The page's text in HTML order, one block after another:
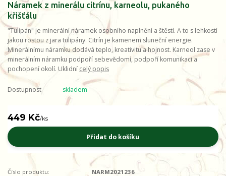
Náramek z minerálu citrínu, karneolu, pukaného
křišťálu
"Tulipán" je minerální náramek osobního naplnění a štěstí. A to s lehkostí
jakou rostou z jara tulipány. Citrín je kamenem sluneční energie.
Minerálnímu náramku dodává teplo, kreativitu a hojnost. Karneol zase v
minerálním náramku podpoří sebevědomí, podpoří komunikaci a
pochopení okolí. Uklidní celý popis
Dostupnost skladem
449 Kč/ks
Přidat do košíku
Číslo produktu:
NARM2021236